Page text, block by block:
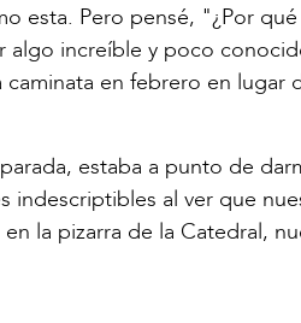
esta. Pero pensé, "¿Por
increíble y poco
en febrero en lugar
estaba a punto de
al ver que
la pizarra de la Catedral,